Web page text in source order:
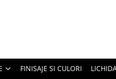
FINISAJE SI CULORI